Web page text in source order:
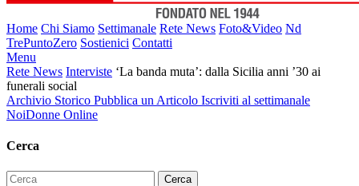
Home Chi Siamo Settimanale Rete News Foto&Video Nd
TrePuntoZero Sostienici Contatti
Menu
Rete News Interviste ‘La banda muta’: dalla Sicilia anni ’30 ai
funerali social
Archivio Storico Pubblica un Articolo Iscriviti al settimanale
NoiDonne Online
Cerca